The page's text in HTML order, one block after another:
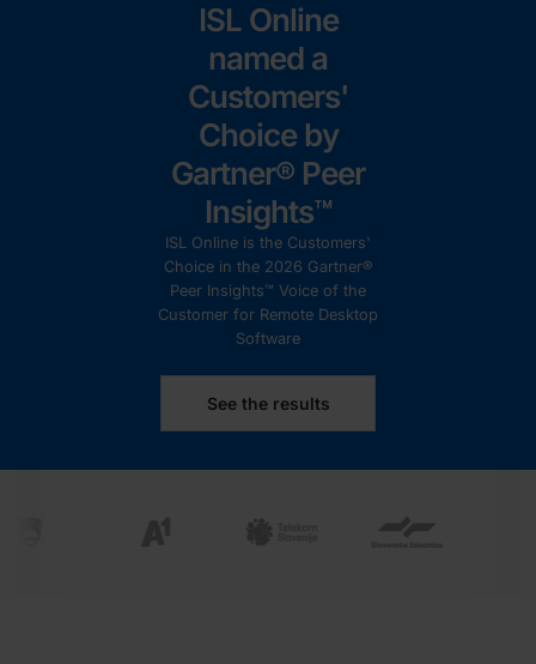
ISL Online
named a
Customers'
Choice by
Gartner® Peer
Insights™
ISL Online is the Customers'
Choice in the 2026 Gartner®
Peer Insights™ Voice of the
Customer for Remote Desktop
Software
See the results